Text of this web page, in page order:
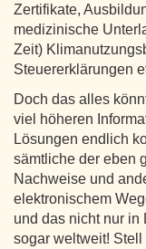
Zertifikate,
medizinische
Zeit)
Steuererklärungen
Doch das alles
viel höheren
Lösungen endlich
sämtliche der eben
Nachweise und
elektronischem
und das nicht nur in
sogar weltweit!